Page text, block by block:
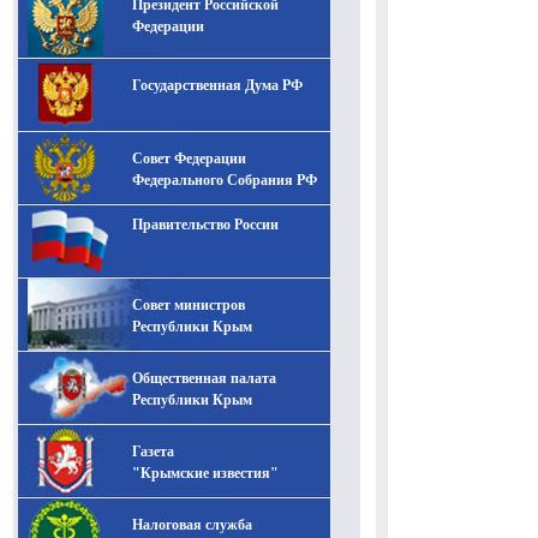
-- Лучшее, что можно сделать с хорошим советом, это
пропустить его мимо ушей. Он никогда не бывает
полезен никому, кроме того, кто его дал.
-- Люблю давать советы и очень не люблю, когда их
дают мне.
Президент Российской
Федерации
Государственная Дума РФ
Совет Федерации
Федерального Собрания РФ
Правительство России
Совет министров
Республики Крым
Общественная палата
Республики Крым
Газета
"Крымские известия"
Налоговая служба